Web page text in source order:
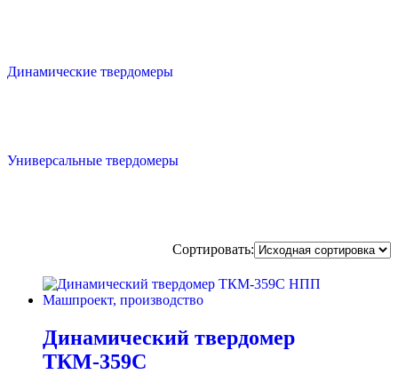
Динамические твердомеры
Универсальные твердомеры
Сортировать:
Динамический твердомер
ТКМ-359С